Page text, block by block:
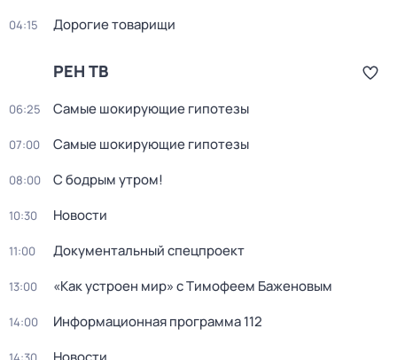
04:15 Дорогие товарищи
РЕН ТВ
06:25 Самые шoкиpующие гипотезы
07:00 Самые шoкиpующие гипотезы
08:00 С бодрым утром!
10:30 Новости
11:00 Докyментальный cпецпроект
13:00 «Как устроен мир» с Тимофеем Баженовым
14:00 Информационная программа 112